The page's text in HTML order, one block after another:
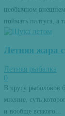
необычном
поймать палтуса, а
Летняя жара
Летняя рыбалка
0
В кругу рыболовов
мнение, суть
и вообще всякого...